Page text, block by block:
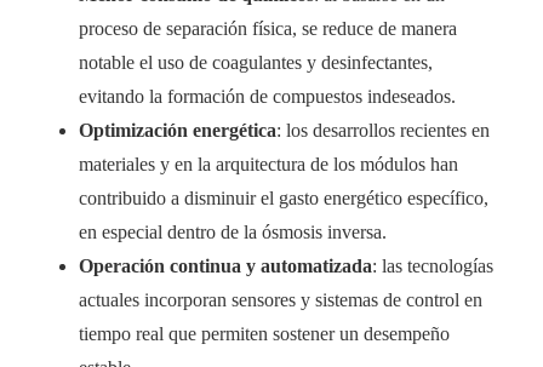
proceso de separación física, se reduce de manera
notable el uso de coagulantes y desinfectantes,
evitando la formación de compuestos indeseados.
Optimización energética: los desarrollos recientes en
materiales y en la arquitectura de los módulos han
contribuido a disminuir el gasto energético específico,
en especial dentro de la ósmosis inversa.
Operación continua y automatizada: las tecnologías
actuales incorporan sensores y sistemas de control en
tiempo real que permiten sostener un desempeño